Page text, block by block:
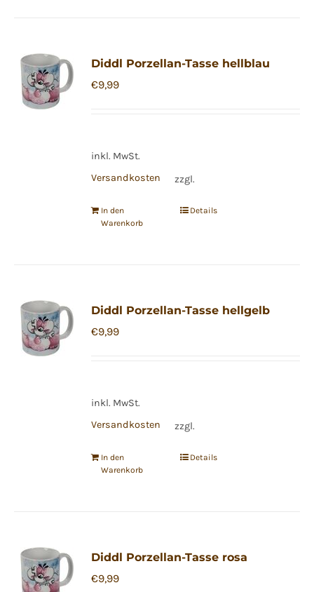
Diddl Porzellan-Tasse hellblau
€9,99
inkl. MwSt.
zzgl.
Versandkosten
In den
Warenkorb
Details
Diddl Porzellan-Tasse hellgelb
€9,99
inkl. MwSt.
zzgl.
Versandkosten
In den
Warenkorb
Details
Diddl Porzellan-Tasse rosa
€9,99